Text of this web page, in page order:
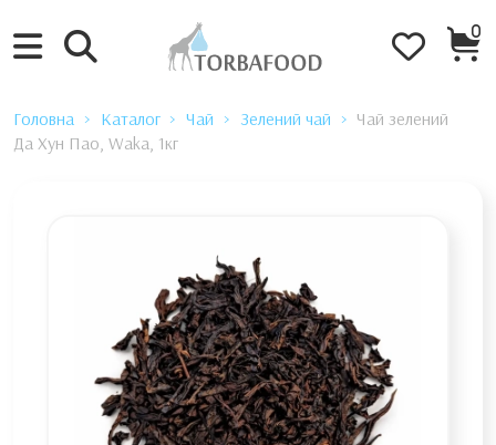
0
Головна Каталог Чай Зелений чай
Чай зелений
Да Хун Пао, Waka, 1кг